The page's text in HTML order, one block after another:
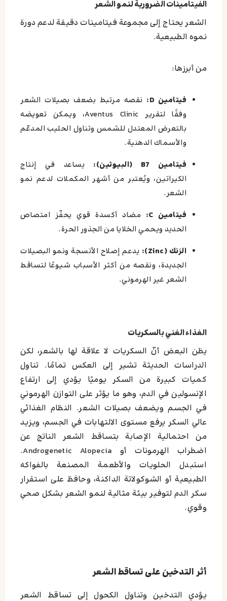
الفيتامينات الضرورية لنمو الشعر
الشعر يحتاج إلى مجموعة فيتامينات دقيقة لدعم دورة
نموه الطبيعية.
من أبرزها:
فيتامين D:
نقصه مرتبط بضعف بصيلات الشعر
وفقًا لتقرير Aventus Clinic، ويمكن تعويضه
بالتعرض المعتدل للشمس وتناول الحليب المدعّم
والأسماك الدهنية.
فيتامين B7 (البيوتين):
يساعد في إنتاج
الكيراتين، ويُعتبر من أشهر المكملات لدعم نمو
الشعر.
فيتامين C:
مضاد أكسدة قوي يحفّز امتصاص
الحديد ويحمي الخلايا من الجذور الحرة.
الزنك (Zinc):
يدعم إصلاح الأنسجة ونمو البصيلات
الجديدة، ونقصه من أكثر الأسباب شيوعًا لتساقط
الشعر غير الهرموني.
الغذاء الغني بالسكريات
يظن البعض أنّ السكريات لا علاقة لها بالشعر، لكن
الدراسات الحديثة تشير إلى العكس تمامًا. تناول
كميات كبيرة من السكر يوميًا يؤدي إلى ارتفاع
الإنسولين في الدم، وهو ما يؤثر على التوازن الهرموني
في الجسم ويضعف بصيلات الشعر. النظام الغذائي
عالي السكر يرفع مستوى الالتهابات في الجسم، ويزيد
من احتمالية الإصابة بتساقط الشعر الناتج عن
اضطراب الهرمونات أو Androgenetic Alopecia.
استبدل الحلويات والأطعمة المصنعة بالفواكه
الطبيعية أو الشوكولاتة الداكنة، وحافظ على استقرار
سكر الدم لتوفير بيئة مثالية لنمو الشعر بشكل صحي
وقوي.
أثر التدخين على تساقط الشعر
يؤدي التدخين وتناول الكحول إلى تساقط الشعر